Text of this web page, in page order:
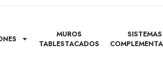
MUROS
TABLESTACADOS
SISTEMAS